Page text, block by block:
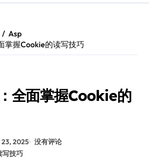
Asp
掌握Cookie的读写技巧
全面掌握Cookie的
23, 2025 没有评论
写技巧